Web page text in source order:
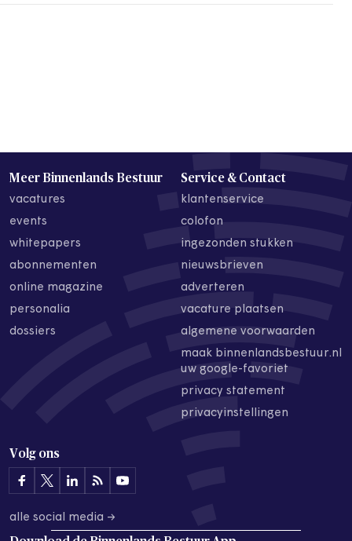
Meer Binnenlands Bestuur
vacatures
events
whitepapers
abonnementen
online magazine
personalia
dossiers
Service & Contact
klantenservice
colofon
ingezonden stukken
nieuwsbrieven
adverteren
vacature plaatsen
algemene voorwaarden
maak binnenlandsbestuur.nl
uw google-favoriet
privacy statement
privacyinstellingen
Volg ons
alle social media →